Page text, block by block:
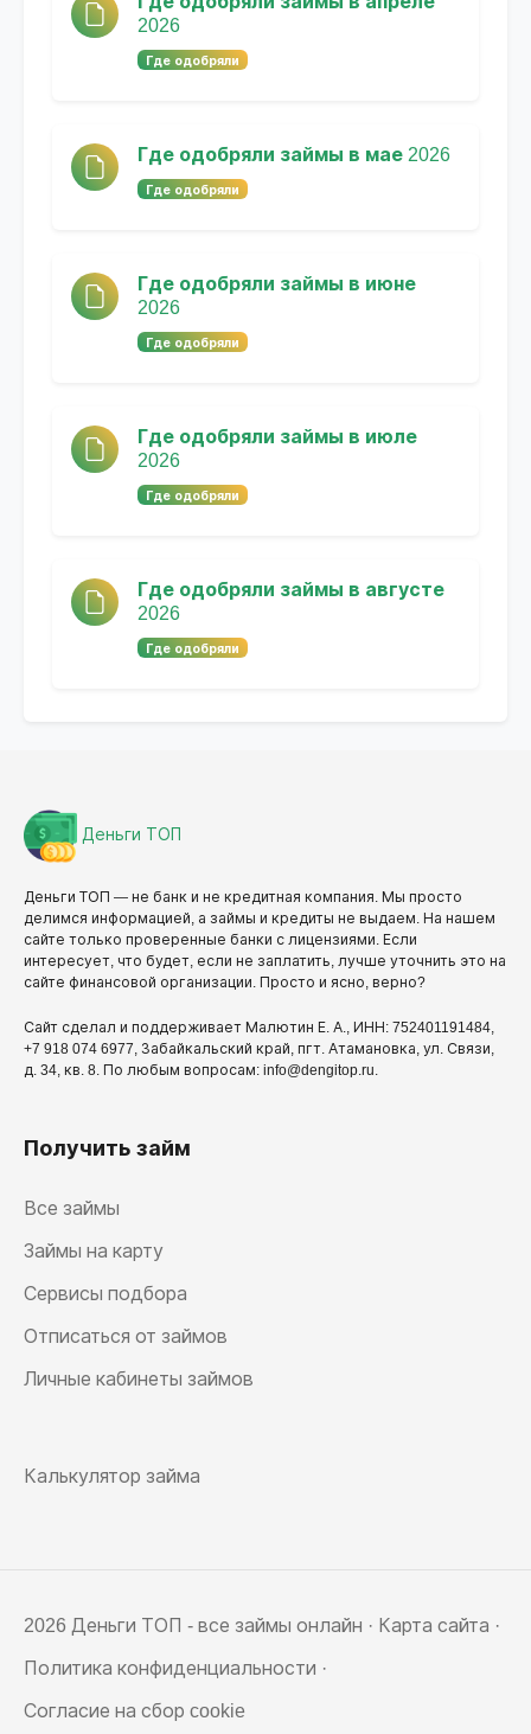
2026
Где одобряли
Где одобряли займы в мае 2026
Где одобряли
Где одобряли займы в июне
2026
Где одобряли
Где одобряли займы в июле
2026
Где одобряли
Где одобряли займы в августе
2026
Где одобряли
Деньги ТОП
Деньги ТОП — не банк и не кредитная компания. Мы просто
делимся информацией, а займы и кредиты не выдаем. На нашем
сайте только проверенные банки с лицензиями. Если
интересует, что будет, если не заплатить, лучше уточнить это на
сайте финансовой организации. Просто и ясно, верно?
Сайт сделал и поддерживает Малютин Е. А., ИНН: 752401191484,
+7 918 074 6977, Забайкальский край, пгт. Атамановка, ул. Связи,
д. 34, кв. 8. По любым вопросам: info@dengitop.ru.
Получить займ
Все займы
Займы на карту
Сервисы подбора
Отписаться от займов
Личные кабинеты займов
Калькулятор займа
2026 Деньги ТОП - все займы онлайн · Карта сайта ·
Политика конфиденциальности ·
Согласие на сбор cookie